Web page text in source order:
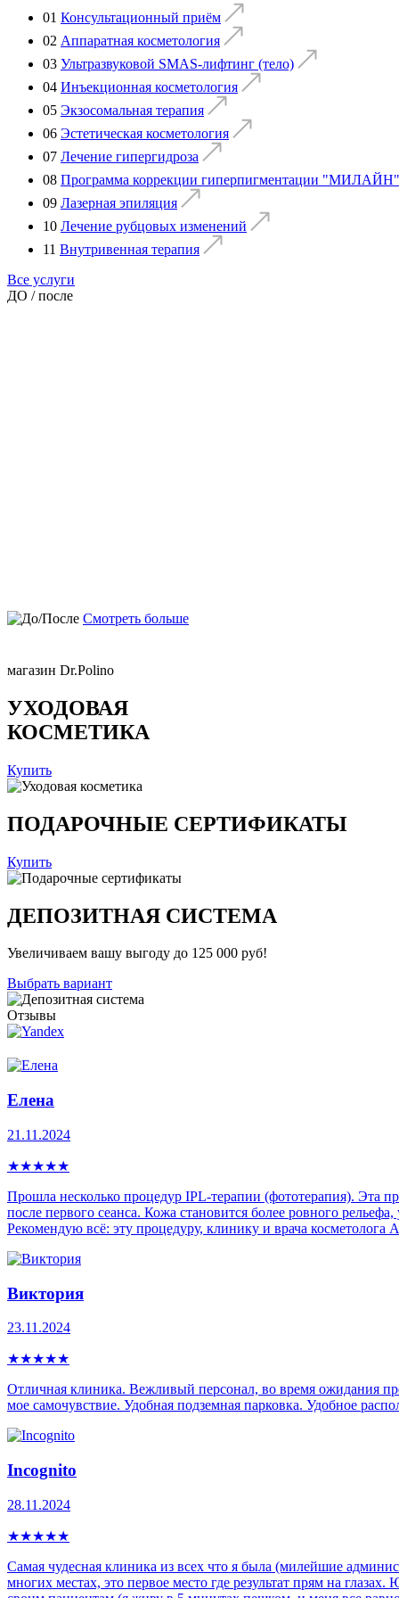
01 Консультационный приём
02 Аппаратная косметология
03 Ультразвуковой SMAS-лифтинг (тело)
04 Инъекционная косметология
05 Экзосомальная терапия
06 Эстетическая косметология
07 Лечение гипергидроза
08 Программа коррекции гиперпигментации
09 Лазерная эпиляция
10 Лечение рубцовых изменений
11 Внутривенная терапия
Все услуги
ДО / после
Смотреть больше
магазин Dr.Polino
УХОДОВАЯ
КОСМЕТИКА
Купить
ПОДАРОЧНЫЕ СЕРТИФИКАТЫ
Купить
ДЕПОЗИТНАЯ СИСТЕМА
Увеличиваем вашу выгоду до 125 000 руб!
Выбрать вариант
Отзывы
Елена
21.11.2024
★★★★★
Прошла несколько процедур IPL-теpапии (фототерапия). Эта
после первого сеанса. Кожа становится более ровного
Рекомендую всё: эту процедуру, клинику и врача
Виктория
23.11.2024
★★★★★
Отличная клиника. Вежливый персонал, во время ожидания
мое самочувствие. Удобная подземная парковка. Удобное
Incognito
28.11.2024
★★★★★
Самая чудесная клиника из всех что я была (милейшие
многих местах, это первое место где результат прям на